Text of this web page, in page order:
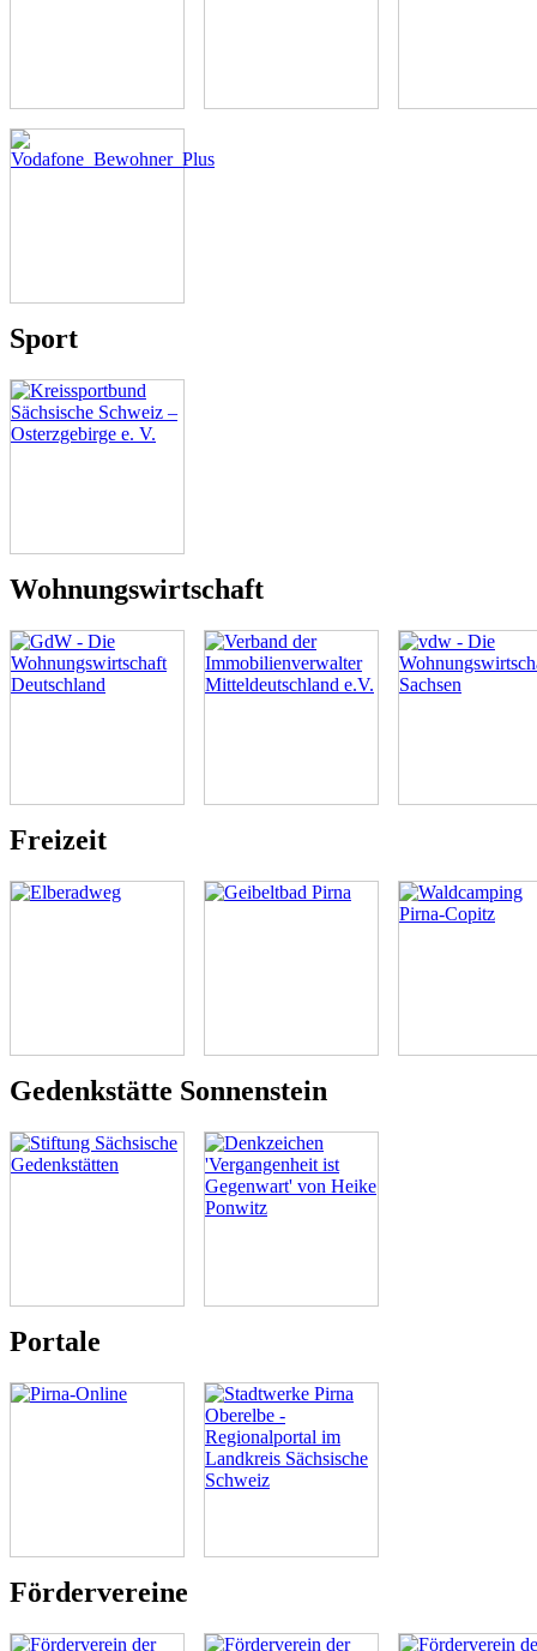
Sport
Wohnungswirtschaft
Freizeit
Gedenkstätte Sonnenstein
Portale
Fördervereine